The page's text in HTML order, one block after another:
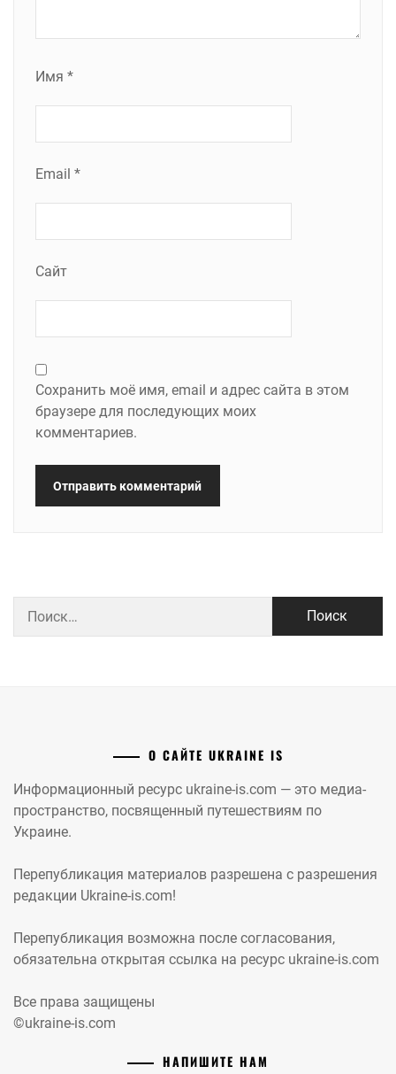
Имя *
Email *
Сайт
Сохранить моё имя, email и адрес сайта в этом
браузере для последующих моих
комментариев.
О САЙТЕ UKRAINE IS
Информационный ресурс ukraine-is.com — это медиа-
пространство, посвященный путешествиям по
Украине.
Перепубликация материалов разрешена с разрешения
редакции Ukraine-is.com!
Перепубликация возможна после согласования,
обязательна открытая ссылка на ресурс ukraine-is.com
Все права защищены
©ukraine-is.com
НАПИШИТЕ НАМ